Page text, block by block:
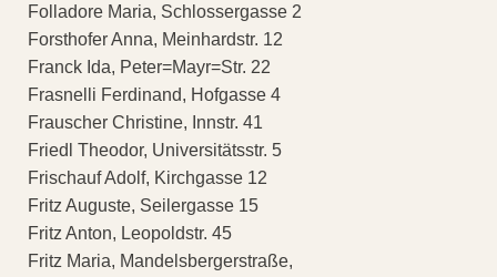
Folladore Maria, Schlossergasse 2
Forsthofer Anna, Meinhardstr. 12
Franck Ida, Peter=Mayr=Str. 22
Frasnelli Ferdinand, Hofgasse 4
Frauscher Christine, Innstr. 41
Friedl Theodor, Universitätsstr. 5
Frischauf Adolf, Kirchgasse 12
Fritz Auguste, Seilergasse 15
Fritz Anton, Leopoldstr. 45
Fritz Maria, Mandelsbergerstraße,